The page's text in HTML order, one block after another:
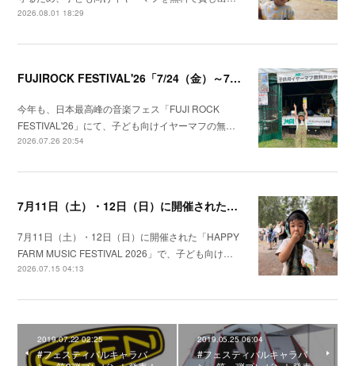
2026.08.01 18:29
FUJIROCK FESTIVAL'26「7/24（金）～7/26（日）湯沢町苗場スキー場」にて子供向けイヤーマフの無料貸出しを行いました！
今年も、日本最高峰の音楽フェス「FUJI ROCK
FESTIVAL'26」にて、子ども向けイヤーマフの無…
2026.07.26 20:54
7月11日（土）・12日（日）に開催された「HAPPY FARM 2026」で、子ども向けイヤーマフの無料貸出を実施しました。
7月11日（土）・12日（日）に開催された「HAPPY
FARM MUSIC FESTIVAL 2026」で、子ども向け…
2026.07.15 04:13
2019.07.22 02:25
#フェスティバルキャラバ
2019.05.25 06:04
#フェスティバルキャラバ